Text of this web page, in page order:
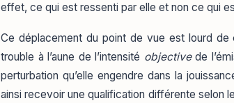
effet, ce qui est ressenti par elle et non ce qui
Ce déplacement du point de vue est lourd de
trouble à l’aune de l’intensité objectivede
perturbation qu’elle engendre dans la
ainsi recevoir une qualification différente selon